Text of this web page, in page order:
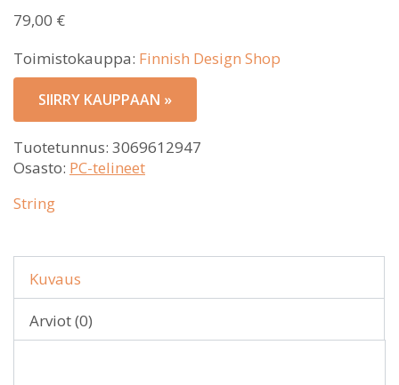
79,00 €
Toimistokauppa: Finnish Design Shop
SIIRRY KAUPPAAN »
Tuotetunnus: 3069612947
Osasto: PC-telineet
String
Kuvaus
Arviot (0)